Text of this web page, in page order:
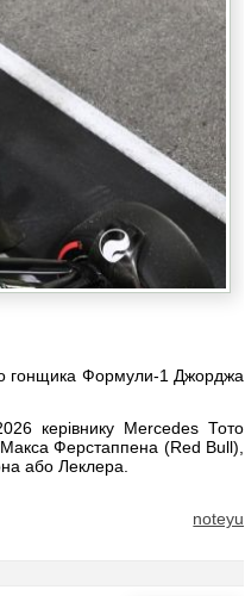
гонщика Формули-1 Джорджа
керівнику Mercedes Тото
Ферстаппена (Red Bull),
або Леклера.
noteyu